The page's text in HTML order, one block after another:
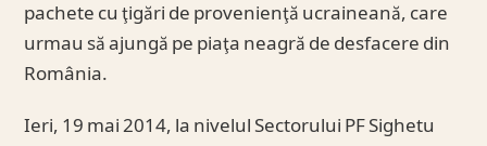
pachete cu ţigări de provenienţă ucraineană, care
urmau să ajungă pe piaţa neagră de desfacere din
România.
Ieri, 19 mai 2014, la nivelul Sectorului PF Sighetu